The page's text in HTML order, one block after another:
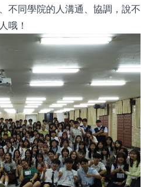
不同學院的人溝通、協調，說不
哦！